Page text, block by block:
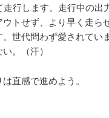
行します。走行中の出
トせず、より早く走ら
世代問わず愛されてい
。（汗）
直感で進めよう。